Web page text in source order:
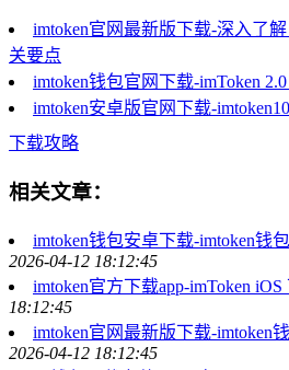
imtoken官网最新版下载-深入了
关要点
imtoken钱包官网下载-imToken
imtoken安卓版官网下载-
下载攻略
相关文章：
imtoken钱包安卓下载-imtoken钱
2026-04-12 18:12:45
imtoken官方下载app-imToken
18:12:45
imtoken官网最新版下载-imtoken
2026-04-12 18:12:45